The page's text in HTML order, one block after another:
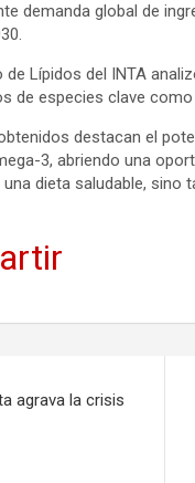
demanda global de
Lípidos del INTA
de especies clave como
destacan el
3, abriendo una
dieta saludable,
agrava la crisis